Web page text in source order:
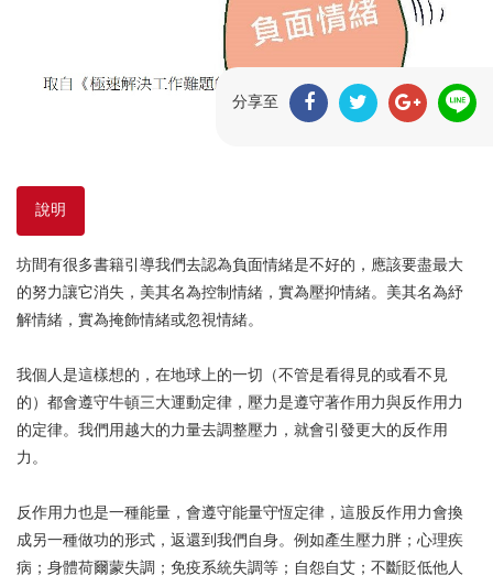
分享至
說明
坊間有很多書籍引導我們去認為負面情緒是不好的，應該要盡最大
的努力讓它消失，美其名為控制情緒，實為壓抑情緒。美其名為紓
解情緒，實為掩飾情緒或忽視情緒。
我個人是這樣想的，在地球上的一切（不管是看得見的或看不見
的）都會遵守牛頓三大運動定律，壓力是遵守著作用力與反作用力
的定律。我們用越大的力量去調整壓力，就會引發更大的反作用
力。
反作用力也是一種能量，會遵守能量守恆定律，這股反作用力會換
成另一種做功的形式，返還到我們自身。例如產生壓力胖；心理疾
病；身體荷爾蒙失調；免疫系統失調等；自怨自艾；不斷貶低他人